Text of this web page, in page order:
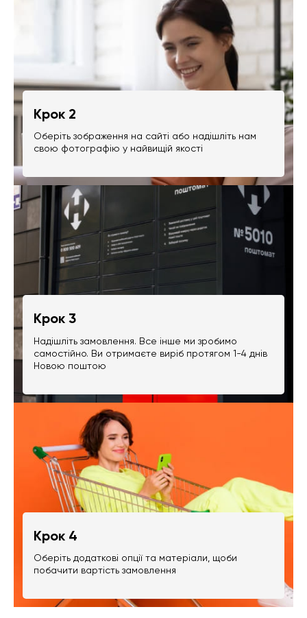
Крок 2
Оберіть зображення на сайті або надішліть нам
свою фотографію у найвищій якості
Крок 3
Надішліть замовлення. Все інше ми зробимо
самостійно. Ви отримаєте виріб протягом 1-4 днів
Новою поштою
Крок 4
Оберіть додаткові опції та матеріали, щоби
побачити вартість замовлення